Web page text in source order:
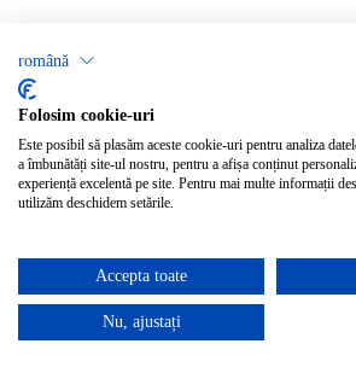
română
Folosim cookie-uri
Este posibil să plasăm aceste cookie-uri pentru analiza
a îmbunătăți site-ul nostru, pentru a afișa conținut
experiență excelentă pe site. Pentru mai multe informații
utilizăm deschidem setările.
Accepta toate
Nu, ajustați